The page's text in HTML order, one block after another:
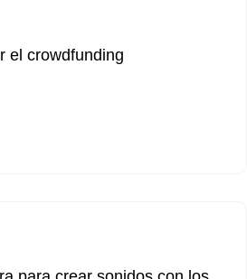
el crowdfunding